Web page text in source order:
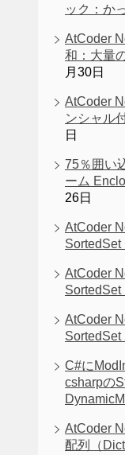
ック：か
AtCoder
和：大量
月30日
AtCoder
ンシャル
日
75％囲い
ーム
26日
AtCoder
SortedSet
AtCoder
SortedSet
AtCoder
SortedSet
C#に
csharpの
AtCoder
配列（